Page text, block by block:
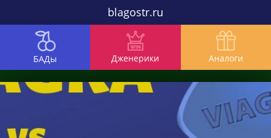
blagostr.ru
БАДы Дженерики Аналоги